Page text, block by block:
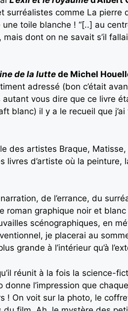
surréalistes comme La pierre
toile blanche ! “[..] au
dont on ne savait s’il
de la lutte de Michel
adressé (bon c’était
autant vous dire que ce livre
blanc) il y a le recueil que
des artistes Braque,
livres d’artiste où la peinture,
de l’errance, du
roman graphique noir et
scénographiques, en
je placerai au
grande à l’intérieur qu’à
réunit à la fois la science-
l’impression que
! On voit sur la photo, le